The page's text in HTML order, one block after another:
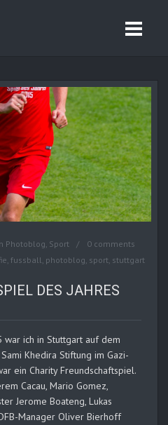
Photoblog, Sport
0 comments
, fussball, photoblog, sport, stuttgart
DES JAHRES
ich in Stuttgart auf dem
Khedira Stiftung im Gazi-
ein Charity Freundschaftspiel.
Cacau, Mario Gomez,
Jerome Boateng, Lukas
Manager Oliver Bierhoff